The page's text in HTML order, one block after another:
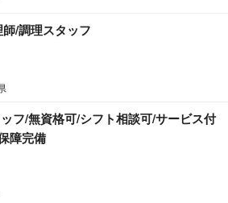
/調理スタッフ
フ/無資格可/シフト相談可/サービス付
障完備